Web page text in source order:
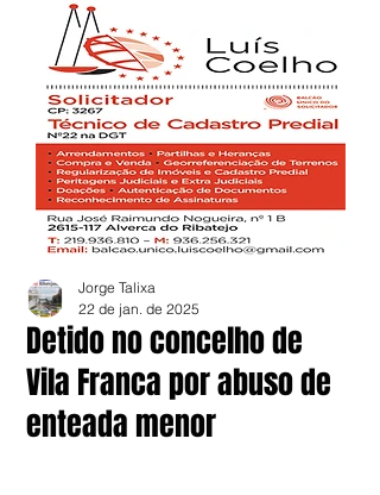
Detido no concelho de
Vila Franca por abuso de
enteada menor
Jorge Talixa
22 de jan. de 2025